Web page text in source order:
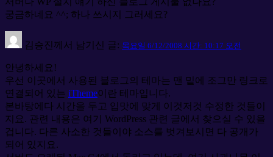
궁금하네요 ^^; 하나 쓰시지 그러세요?
김승진 께서 남기신 글: 목요일 6/12/2008 시간: 10:17 오전
안녕하세요!
우선 이곳에서 사용된 블로그의 테마는 맨 밑에 조그만 링크로
연결되어 있는 iTheme이란 테마입니다.
본바탕에다 시간을 두고 입맛에 맞게 이것저것 수정한 것들이
지요. 관련 내용은 여기 WordPress 관련 글에서 찾으실 수 있을
겁니다. 다른 사소한 것들이야 소스를 벗겨보시면 다 공개가
되어 있지요.